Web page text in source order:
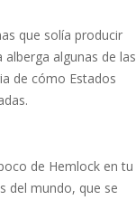
que solía producir
algunas de las
de cómo Estados
de Hemlock en tu
del mundo, que se